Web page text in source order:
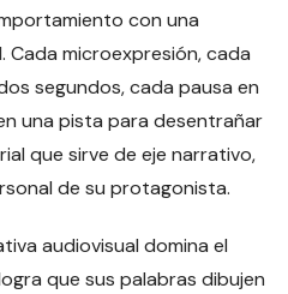
con una
Cada microexpresión, cada
segundos, cada pausa en
una pista para desentrañar
que sirve de eje narrativo,
de su protagonista.
audiovisual domina el
que sus palabras dibujen